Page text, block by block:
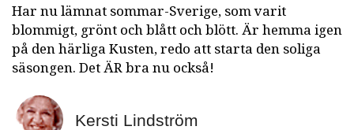
Har nu lämnat sommar-Sverige, som varit
blommigt, grönt och blått och blött. Är hemma igen
på den härliga Kusten, redo att starta den soliga
säsongen. Det ÄR bra nu också!
Kersti Lindström